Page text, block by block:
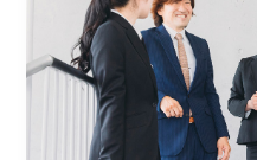
2025年度奈良こども食堂ネット
2026.04.07
採用サイトに社員の声を1件追加